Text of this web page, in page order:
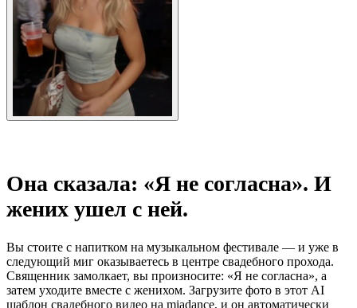
Она сказала: «Я не согласна». И
жених ушел с ней.
Вы стоите с напитком на музыкальном фестивале — и уже в
следующий миг оказываетесь в центре свадебного прохода.
Священник замолкает, вы произносите: «Я не согласна», а
затем уходите вместе с женихом. Загрузите фото в этот AI
шаблон свадебного видео на miadance, и он автоматически